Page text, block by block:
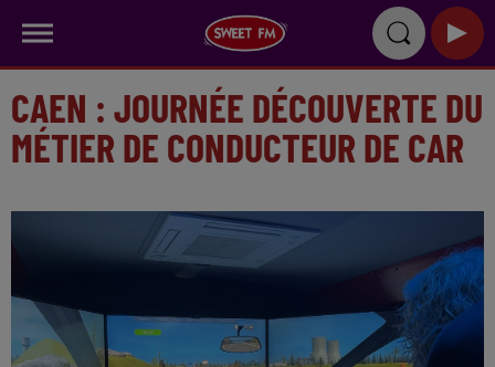
CAEN : JOURNÉE DÉCOUVERTE DU
MÉTIER DE CONDUCTEUR DE CAR